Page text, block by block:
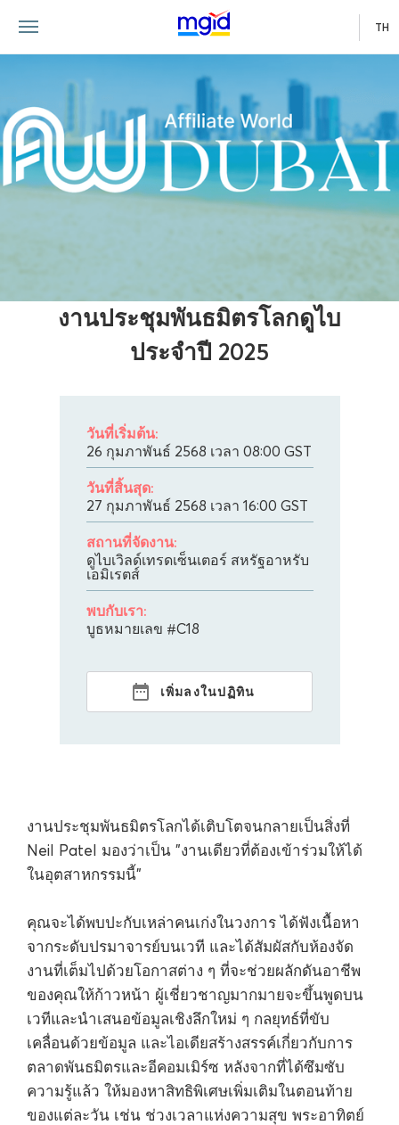
TH
งานประชุมพันธมิตรโลกดูไบ
ประจำปี 2025
วันที่เริ่มต้น:
26 กุมภาพันธ์ 2568 เวลา 08:00 GST
วันที่สิ้นสุด:
27 กุมภาพันธ์ 2568 เวลา 16:00 GST
สถานที่จัดงาน:
ดูไบเวิลด์เทรดเซ็นเตอร์ สหรัฐอาหรับ
เอมิเรตส์
พบกับเรา:
บูธหมายเลข #C18
งานประชุมพันธมิตรโลกได้เติบโตจนกลายเป็นสิ่งที่
Neil Patel มองว่าเป็น "งานเดียวที่ต้องเข้าร่วมให้ได้
ในอุตสาหกรรมนี้"
คุณจะได้พบปะกับเหล่าคนเก่งในวงการ ได้ฟังเนื้อหา
จากระดับปรมาจารย์บนเวที และได้สัมผัสกับห้องจัด
งานที่เต็มไปด้วยโอกาสต่าง ๆ ที่จะช่วยผลักดันอาชีพ
ของคุณให้ก้าวหน้า ผู้เชี่ยวชาญมากมายจะขึ้นพูดบน
เวทีและนำเสนอข้อมูลเชิงลึกใหม่ ๆ กลยุทธ์ที่ขับ
เคลื่อนด้วยข้อมูล และไอเดียสร้างสรรค์เกี่ยวกับการ
ตลาดพันธมิตรและอีคอมเมิร์ซ หลังจากที่ได้ซึมซับ
ความรู้แล้ว ให้มองหาสิทธิพิเศษเพิ่มเติมในตอนท้าย
ของแต่ละวัน เช่น ช่วงเวลาแห่งความสุข พระอาทิตย์
เพิ่มลงในปฏิทิน